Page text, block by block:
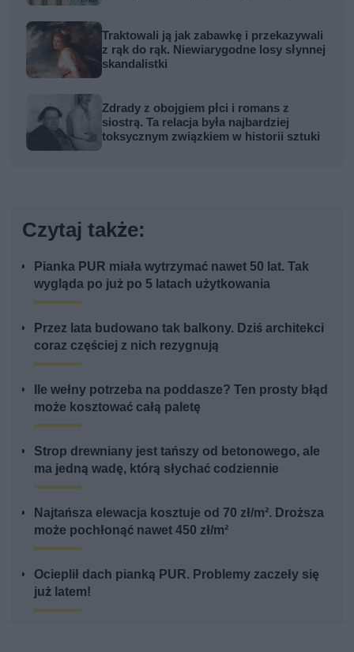
Traktowali ją jak zabawkę i przekazywali
z rąk do rąk. Niewiarygodne losy słynnej
skandalistki
Zdrady z obojgiem płci i romans z
siostrą. Ta relacja była najbardziej
toksycznym związkiem w historii sztuki
Czytaj także:
Pianka PUR miała wytrzymać nawet 50 lat. Tak
wygląda po już po 5 latach użytkowania
Przez lata budowano tak balkony. Dziś architekci
coraz częściej z nich rezygnują
Ile wełny potrzeba na poddasze? Ten prosty błąd
może kosztować całą paletę
Strop drewniany jest tańszy od betonowego, ale
ma jedną wadę, którą słychać codziennie
Najtańsza elewacja kosztuje od 70 zł/m². Droższa
może pochłonąć nawet 450 zł/m²
Ocieplił dach pianką PUR. Problemy zaczeły się
już latem!